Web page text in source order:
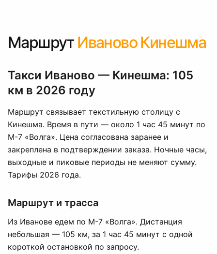
Маршрут Иваново Кинешма
Такси Иваново — Кинешма: 105
км в 2026 году
Маршрут связывает текстильную столицу с
Кинешма. Время в пути — около 1 час 45 минут по
М-7 «Волга». Цена согласована заранее и
закреплена в подтверждении заказа. Ночные часы,
выходные и пиковые периоды не меняют сумму.
Тарифы 2026 года.
Маршрут и трасса
Из Иванове едем по М-7 «Волга». Дистанция
небольшая — 105 км, за 1 час 45 минут с одной
короткой остановкой по запросу.